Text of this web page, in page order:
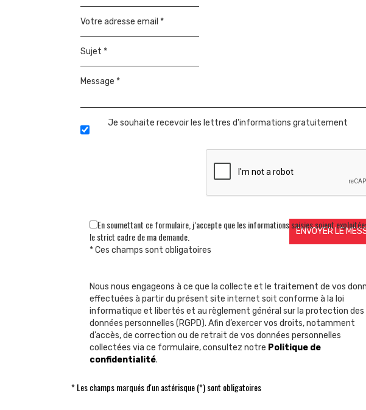
Votre adresse email *
Sujet *
Message *
Je souhaite recevoir les lettres d'informations gratuitement
En soumettant ce formulaire, j’accepte que les informations saisies soient
le strict cadre de ma demande.
* Ces champs sont obligatoires
Nous nous engageons à ce que la collecte et le traitement de vos
effectuées à partir du présent site internet soit conforme à la loi
informatique et libertés et au règlement général sur la protection des
données personnelles (RGPD). Afin d’exercer vos droits, notamment
d’accès, de correction ou de retrait de vos données personnelles
collectées via ce formulaire, consultez notre Politique de
confidentialité.
* Les champs marqués d'un astérisque (*) sont obligatoires